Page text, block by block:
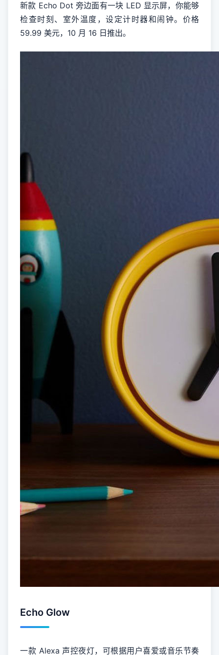
新款 Echo Dot 旁边面有一块 LED 显示屏，你能够
检查时刻、室外温度，设定计时器和闹钟。价格
59.99 美元，10 月 16 日推出。
Echo Glow
一款 Alexa 声控夜灯，可根据用户喜爱或音乐节奏